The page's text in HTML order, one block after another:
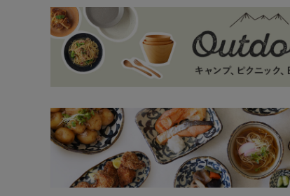
- 小皿
- 中皿・取り皿・ケーキ皿
- 大皿
- カレー・パスタ皿
- 中鉢
- 大鉢
- とん
箸・カトラリー・雑貨など
- 箸
デザイン
- 和食器
基本の食器特集
和食器セット
こども食器セット
- ～2,999円
- 3,000円～4,999円
- 5,000円～9,999円